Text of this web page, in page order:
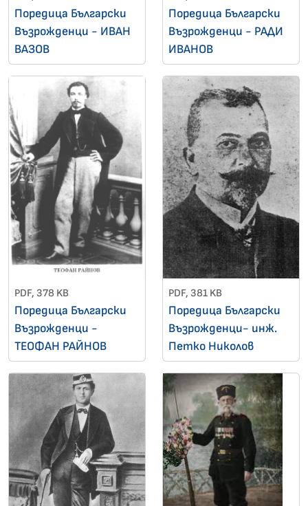
Поредица Български
Възрожденци - ИВАН
ВАЗОВ
Поредица Български
Възрожденци - РАДИ
ИВАНОВ
PDF, 378 KB
Поредица Български
Възрожденци -
ТЕОФАН РАЙНОВ
PDF, 381 KB
Поредица Български
Възрожденци- инж.
Петко Николов